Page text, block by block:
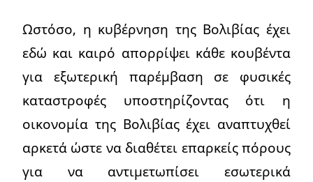
Ωστόσο, η κυβέρνηση της Βολιβίας έχει
εδώ και καιρό απορρίψει κάθε κουβέντα
για εξωτερική παρέμβαση σε φυσικές
καταστροφές υποστηρίζοντας ότι η
οικονομία της Βολιβίας έχει αναπτυχθεί
αρκετά ώστε να διαθέτει επαρκείς πόρους
για να αντιμετωπίσει εσωτερικά